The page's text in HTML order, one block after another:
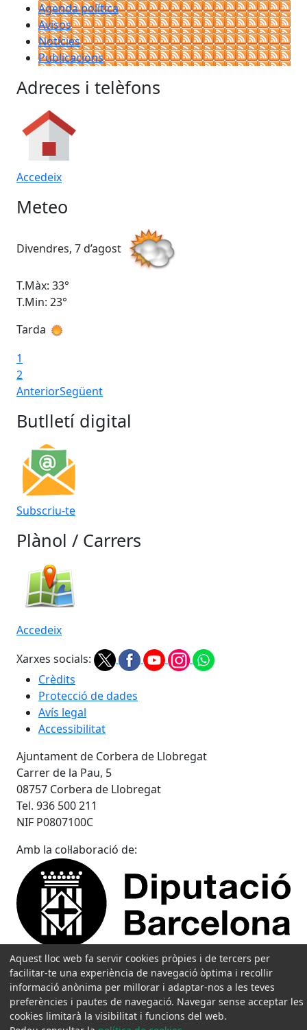
Agenda política
Avisos
Notícies
Publicacions
Adreces i telèfons
Accedeix
Meteo
Divendres, 7 d’agost
T.Màx: 33°
T.Min: 23°
Tarda
1
2
AnteriorSegüent
Butlletí digital
Subscriu-te
Plànol / Carrers
Accedeix
Xarxes socials:
Crèdits
Protecció de dades
Avís legal
Accessibilitat
Ajuntament de Corbera de Llobregat
Carrer de la Pau, 5
08757 Corbera de Llobregat
Tel. 936 500 211
NIF P0807100C
Amb la col·laboració de:
Aquest lloc web fa servir cookies pròpies i de tercers per
facilitar-te una experiència de navegació òptima i recollir
informació anònima per millorar i adaptar-nos a les teves
preferències i pautes de navegació. Navegar sense acceptar les
cookies limitarà la visibilitat i funcions del web.